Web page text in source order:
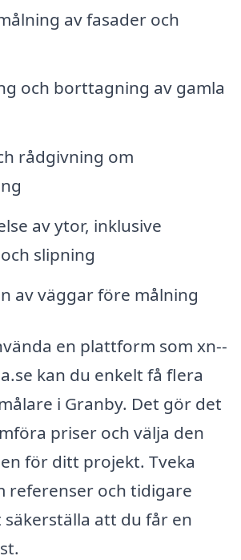
av fasader och
och borttagning av gamla
rådgivning om
av ytor, inklusive
slipning
av väggar före målning
en plattform som xn--
kan du enkelt få flera
i Granby. Det gör det
priser och välja den
för ditt projekt. Tveka
referenser och tidigare
att du får en